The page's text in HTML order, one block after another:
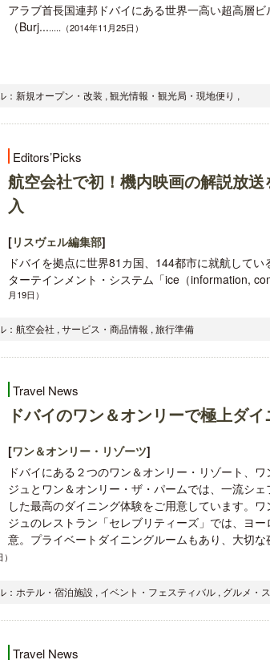
アラブ首長国連邦ドバイにある世界一高い超高層
（Burj........（2014年11月25日）
新規オープン・改装 , 観光情報・観光局・現地便り ,
Editors’Picks
航空会社で初！機内映画の解説放
入
[リスヴェル編集部]
ドバイを拠点に世界81カ国、144都市に就航して
ターテインメント・システム「ice（information,
月19日）
航空会社 , サービス・商品情報 , 旅行準備
Travel News
ドバイのワン＆オンリーで極上ダ
[ワン＆オンリー・リゾーツ]
ドバイにある２つのワン＆オンリー・リゾート、
ジュとワン＆オンリー・ザ・パームでは、一流シ
した最高のダイニング体験をご用意しています。
ジュのレストラン「セレブリティーズ」では、ヨ
意。プライベートダイニングルームもあり、大切
ホテル・宿泊施設 , イベント・フェスティバル , グルメ・
Travel News